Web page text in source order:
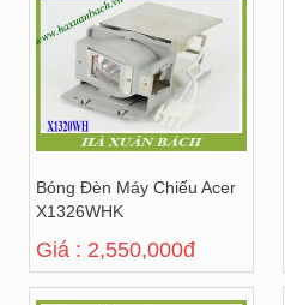
Bóng Đèn Máy Chiếu Acer
X1326WHK
Giá : 2,550,000đ